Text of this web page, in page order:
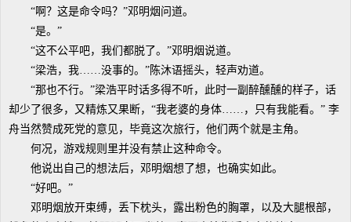
“啊？这是命令吗？”邓明烟问道。
“是。”
“这不公平吧，我们都脱了。”邓明烟说道。
“梁浩，我……没事的。”陈沐语摇头，轻声劝道。
“那也不行。”梁浩平时话多得不听，此时一副醉醺醺的样子，话
却少了很多，又精炼又果断，“我老婆的身体……，只有我能看。” 李
舟当然赞成死党的意见，毕竟这次旅行，他们两个就是主角。
何况，游戏规则里并没有禁止这种命令。
他说出自己的想法后，邓明烟想了想，也确实如此。
“好吧。”
邓明烟放开束缚，丢下枕头，露出粉色的胸罩，以及大腿根部，